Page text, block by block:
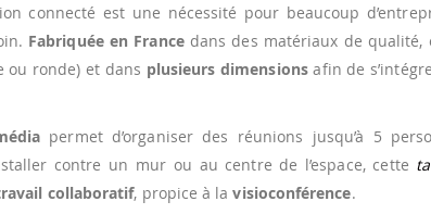
connecté est une nécessité pour beaucoup
Fabriquée en Francedans des matériaux de qualité,
ou ronde) et dans plusieurs dimensionsafin de
permet d’organiser des réunions jusqu’à 5
contre un mur ou au centre de l’espace, cette
collaboratif, propice à lavisioconférence.